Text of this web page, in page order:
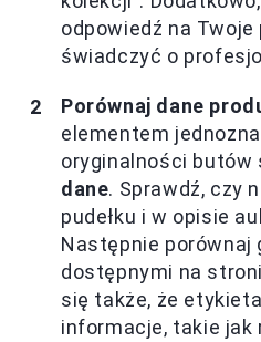
odpowiedź na
świadczyć o
Porównaj dane
elementem
oryginalności butów
dane. Sprawdź, czy
pudełku i w opisie
Następnie porównaj
dostępnymi na
się także, że
informacje, takie jak